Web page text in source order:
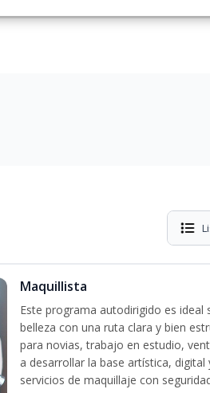
Maquillista
Este programa autodirigido es
belleza con una ruta clara y bien
para novias, trabajo en estudio,
a desarrollar la base artística,
servicios de maquillaje con